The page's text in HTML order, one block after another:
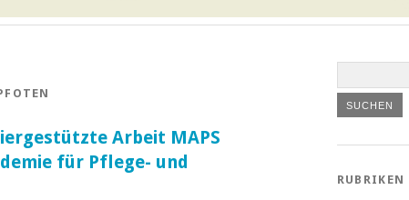
Arbeit MAPS
für Pflege- und
RUBRIKEN